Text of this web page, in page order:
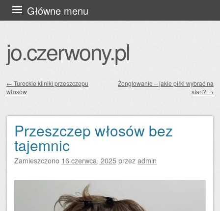
jo.czerwony.pl
Główne menu
Przejdź
do
Zobacz wpisy
← Tureckie kliniki przeszczepu
włosów
Żonglowanie – jakie piłki wybrać na
start? →
Przeszczep włosów bez
tajemnic
Zamieszczono 16 czerwca, 2025przezadmin